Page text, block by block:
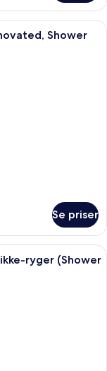
hotelværelse med en
Shower
Se priser
med to senge, et
ryger (Shower